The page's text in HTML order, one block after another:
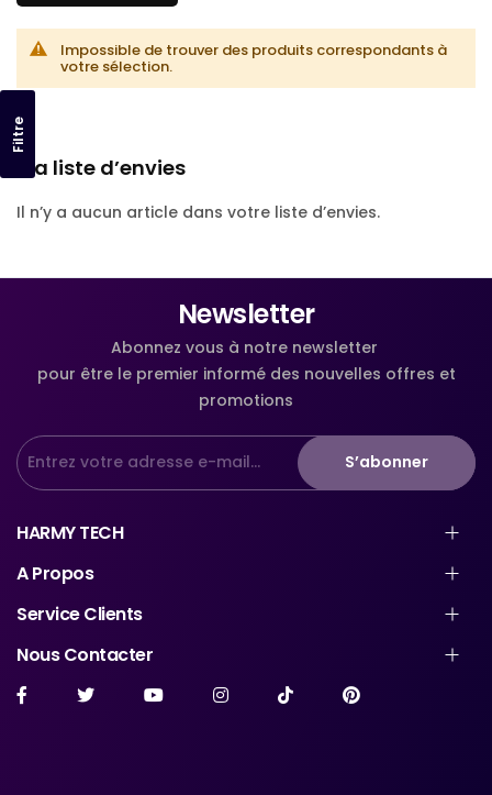
Impossible de trouver des produits correspondants à
votre sélection.
Filtre
Ma liste d’envies
Il n’y a aucun article dans votre liste d’envies.
Newsletter
Abonnez vous à notre newsletter
pour être le premier informé des nouvelles offres et
promotions
S’abonner
HARMY TECH
A Propos
Service Clients
Nous Contacter